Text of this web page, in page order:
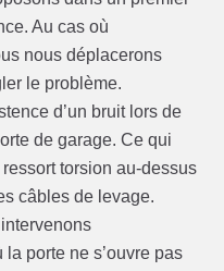
Au cas où
nous déplacerons
le problème.
d’un bruit lors de
de garage. Ce qui
torsion au-dessus
câbles de levage.
porte ne s’ouvre pas